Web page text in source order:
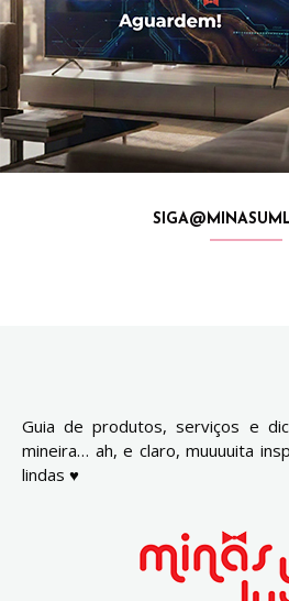
Guia de produtos, serviços e
mineira… ah, e claro, muuuuita
lindas ♥